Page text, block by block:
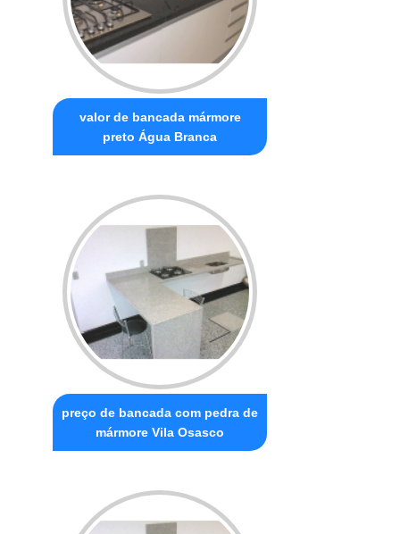
valor de bancada mármore
preto Água Branca
preço de bancada com pedra de
mármore Vila Osasco